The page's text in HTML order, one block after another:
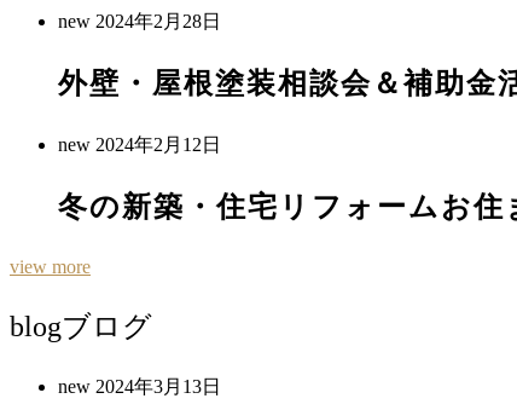
new 2024年2月28日
外壁・屋根塗装相談会＆補助金
new 2024年2月12日
冬の新築・住宅リフォームお住
view more
blogブログ
new 2024年3月13日